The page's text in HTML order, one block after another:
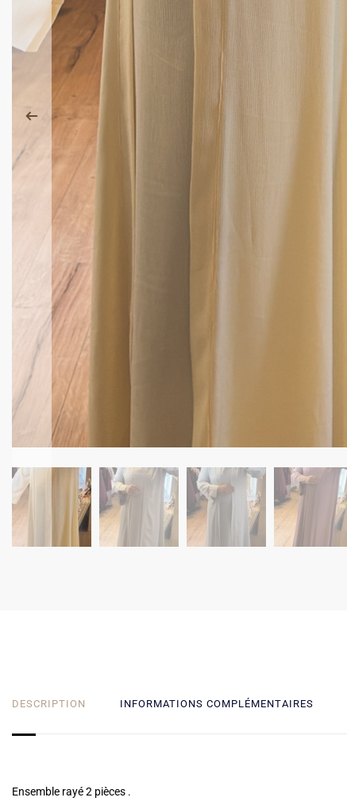
DESCRIPTION INFORMATIONS COMPLÉMENTAIRES
Ensemble rayé 2 pièces .